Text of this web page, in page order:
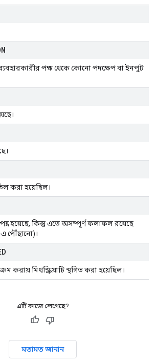
ব্যবহারকারীর পক্ষ থেকে কোনো পদক্ষেপ বা ইনপুট
করা হয়েছিল।
হয়েছে, কিন্তু এতে অসম্পূর্ণ ফলাফল রয়েছে
পৌঁছানো)।
করায় মিথস্ক্রিয়াটি স্থগিত করা হয়েছিল।
এটি কাজে লেগেছে?
মতামত জানান